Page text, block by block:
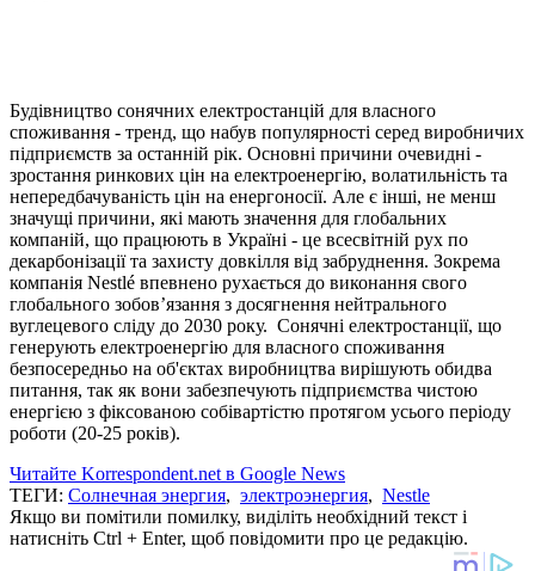
Будівництво сонячних електростанцій для власного
споживання - тренд, що набув популярності серед виробничих
підприємств за останній рік. Основні причини очевидні -
зростання ринкових цін на електроенергію, волатильність та
непередбачуваність цін на енергоносії. Але є інші, не менш
значущі причини, які мають значення для глобальних
компаній, що працюють в Україні - це всесвітній рух по
декарбонізації та захисту довкілля від забруднення. Зокрема
компанія Nestlé впевнено рухається до виконання свого
глобального зобов’язання з досягнення нейтрального
вуглецевого сліду до 2030 року. Сонячні електростанції, що
генерують електроенергію для власного споживання
безпосередньо на об'єктах виробництва вирішують обидва
питання, так як вони забезпечують підприємства чистою
енергією з фіксованою собівартістю протягом усього періоду
роботи (20-25 років).
Читайте Korrespondent.net в Google News
ТЕГИ: Солнечная энергия, электроэнергия, Nestle
Якщо ви помітили помилку, виділіть необхідний текст і
натисніть Ctrl + Enter, щоб повідомити про це редакцію.